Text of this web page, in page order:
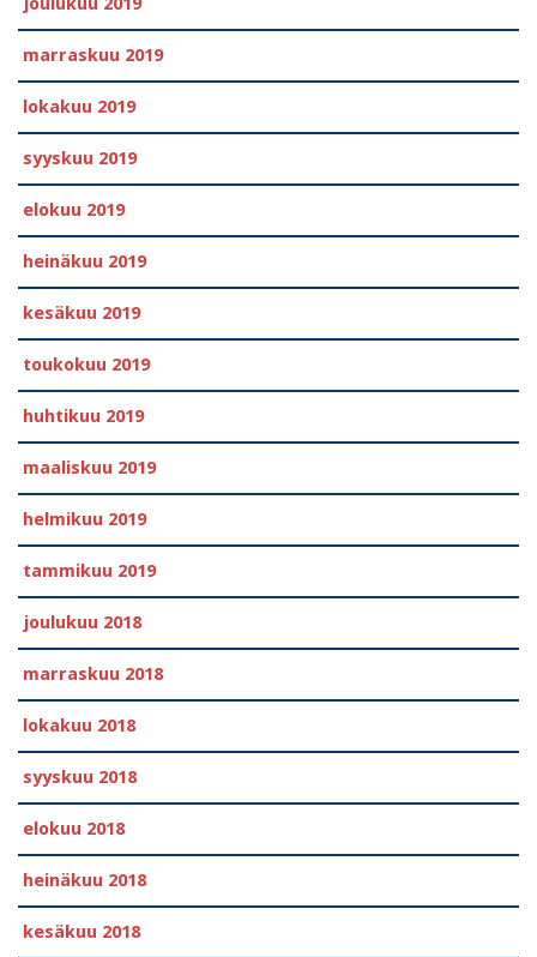
marraskuu 2019
lokakuu 2019
syyskuu 2019
elokuu 2019
heinäkuu 2019
kesäkuu 2019
toukokuu 2019
huhtikuu 2019
maaliskuu 2019
helmikuu 2019
tammikuu 2019
joulukuu 2018
marraskuu 2018
lokakuu 2018
syyskuu 2018
elokuu 2018
heinäkuu 2018
kesäkuu 2018